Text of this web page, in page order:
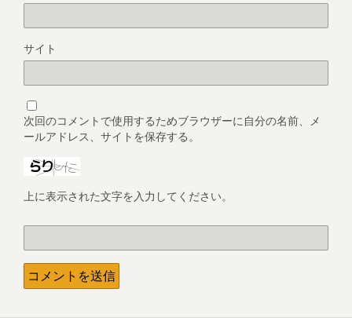
サイト
次回のコメントで使用するためブラウザーに自分の名前、メ
ールアドレス、サイトを保存する。
上に表示された文字を入力してください。